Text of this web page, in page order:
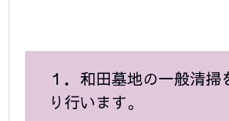
１．和田墓地の一般清掃
り行います。